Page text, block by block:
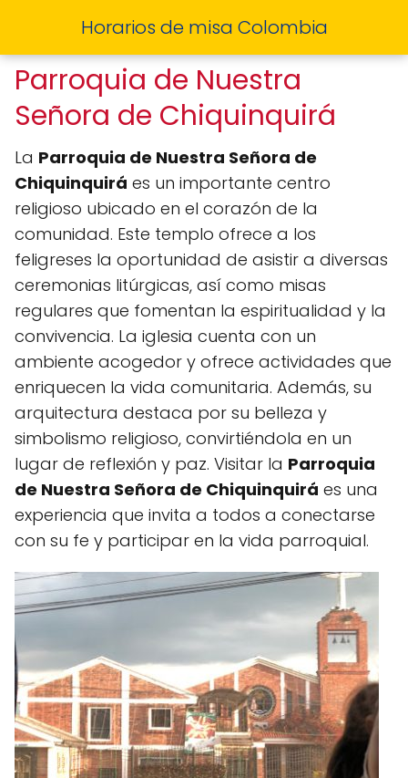
Horarios de misa Colombia
Parroquia de Nuestra
Señora de Chiquinquirá
La Parroquia de Nuestra Señora de
Chiquinquirá es un importante centro
religioso ubicado en el corazón de la
comunidad. Este templo ofrece a los
feligreses la oportunidad de asistir a diversas
ceremonias litúrgicas, así como misas
regulares que fomentan la espiritualidad y la
convivencia. La iglesia cuenta con un
ambiente acogedor y ofrece actividades que
enriquecen la vida comunitaria. Además, su
arquitectura destaca por su belleza y
simbolismo religioso, convirtiéndola en un
lugar de reflexión y paz. Visitar la Parroquia
de Nuestra Señora de Chiquinquirá es una
experiencia que invita a todos a conectarse
con su fe y participar en la vida parroquial.